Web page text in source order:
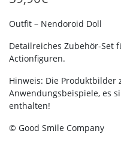
Outfit – Nendoroid Doll
Detailreiches Zubehör-Set
Actionfiguren.
Hinweis: Die Produktbilder
Anwendungsbeispiele, es
enthalten!
© Good Smile Company